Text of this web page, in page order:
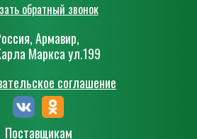
обратный звонок
Армавир,
Маркса ул.199
соглашение
Поставщикам